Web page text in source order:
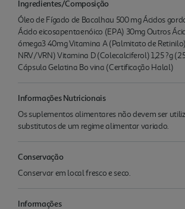
Ingredientes/Composição
Óleo de Fígado de Bacalhau 500 mg Ácidos
Ácido eicosapentaenóico (EPA) 30mg Outros
ómega3 40mg Vitamina A (Palmitato de Retinilo)
NRV/VRN) Vitamina D (Colecalciferol) 1,25 ?g
Cápsula Gelatina Bo vina (Certificação Halal)
Informações Nutricionais
Os suplementos alimentares não devem ser
substitutos de um regime alimentar variado.
Conservação
Conservar em local fresco e seco.
Informações